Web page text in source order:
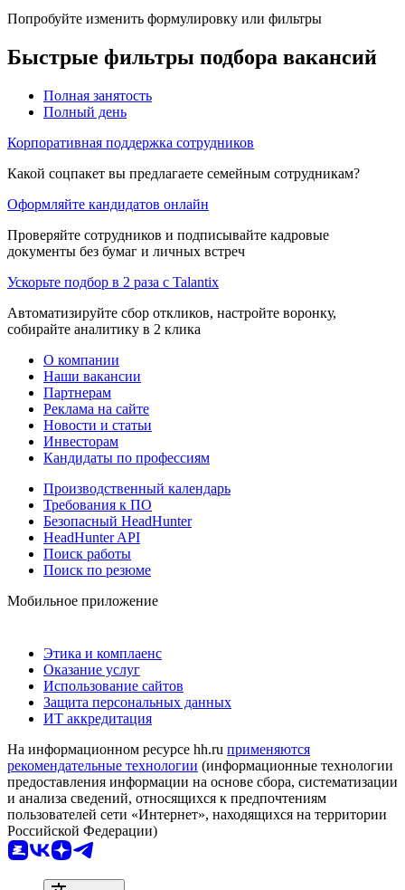
Попробуйте изменить формулировку или фильтры
Быстрые фильтры подбора вакансий
Полная занятость
Полный день
Корпоративная поддержка сотрудников
Какой соцпакет вы предлагаете семейным сотрудникам?
Оформляйте кандидатов онлайн
Проверяйте сотрудников и подписывайте кадровые
документы без бумаг и личных встреч
Ускорьте подбор в 2 раза с Talantix
Автоматизируйте сбор откликов, настройте воронку,
собирайте аналитику в 2 клика
О компании
Наши вакансии
Партнерам
Реклама на сайте
Новости и статьи
Инвесторам
Кандидаты по профессиям
Производственный календарь
Требования к ПО
Безопасный HeadHunter
HeadHunter API
Поиск работы
Поиск по резюме
Мобильное приложение
Этика и комплаенс
Оказание услуг
Использование сайтов
Защита персональных данных
ИТ аккредитация
На информационном ресурсе hh.ru применяются
рекомендательные технологии (информационные технологии
предоставления информации на основе сбора, систематизации
и анализа сведений, относящихся к предпочтениям
пользователей сети «Интернет», находящихся на территории
Российской Федерации)